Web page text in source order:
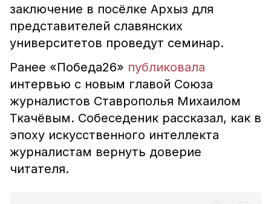
заключение в посёлке Архыз для
представителей славянских
университетов проведут семинар.
Ранее «Победа26» публиковала
интервью с новым главой Союза
журналистов Ставрополья Михаилом
Ткачёвым. Собеседеник рассказал, как в
эпоху искусственного интеллекта
журналистам вернуть доверие
читателя.